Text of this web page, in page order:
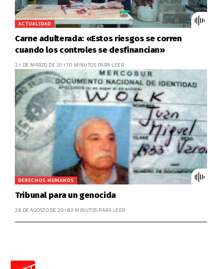
ACTUALIDAD
Carne adulterada: «Estos riesgos se corren
cuando los controles se desfinancian»
21 DE MARZO DE 20170 MINUTOS PARA LEER
DERECHOS HUMANOS
Tribunal para un genocida
28 DE AGOSTO DE 20183 MINUTOS PARA LEER